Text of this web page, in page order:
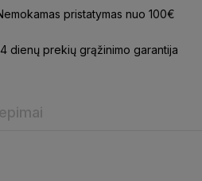
pristatymas nuo 100€
dienų prekių grąžinimo garantija